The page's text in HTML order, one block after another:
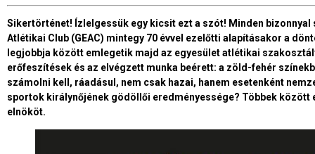
Sikertörténet! Ízlelgessük egy kicsit ezt a szót! Minden bizonnyal
Atlétikai Club (GEAC) mintegy 70 évvel ezelőtti alapításakor a
legjobbja között emlegetik majd az egyesület atlétikai
erőfeszítések és az elvégzett munka beérett: a zöld-fehér
számolni kell, ráadásul, nem csak hazai, hanem esetenként
sportok királynőjének gödöllői eredményessége? Többek
elnököt.